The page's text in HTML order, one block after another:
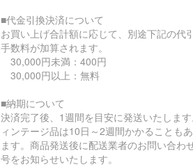
■代金引換決済について
お買い上げ合計額に応じて、別途下記の代
手数料が加算されます。
30,000円未満：400円
30,000円以上：無料
■納期について
決済完了後、1週間を目安に発送いたしま
ィンテージ品は10日～2週間かかることも
ます。商品発送後に配送業者のお問い合わ
号をお知らせいたします。